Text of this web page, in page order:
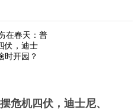
危机四伏，迪士尼、